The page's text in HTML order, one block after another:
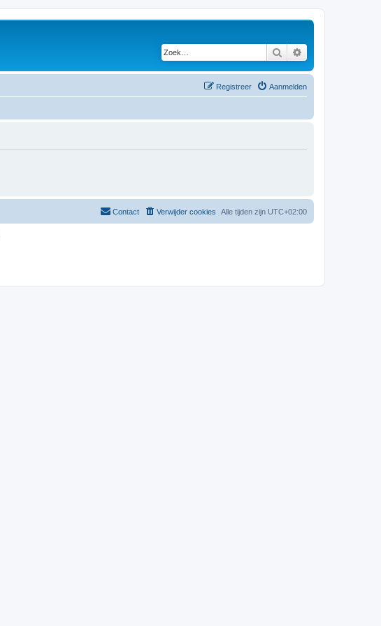
Zoek
Aanmelden
Registreer
Alle tijden zijn UTC+02:00
Verwijder cookies
Contact